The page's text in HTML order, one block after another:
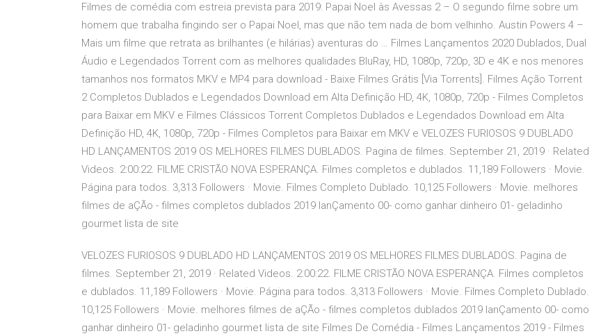
Filmes de comédia com estreia prevista para 2019: Papai Noel às Avessas 2 – O segundo filme sobre um
homem que trabalha fingindo ser o Papai Noel, mas que não tem nada de bom velhinho. Austin Powers 4 –
Mais um filme que retrata as brilhantes (e hilárias) aventuras do … Filmes Lançamentos 2020 Dublados, Dual
Áudio e Legendados Torrent com as melhores qualidades BluRay, HD, 1080p, 720p, 3D e 4K e nos menores
tamanhos nos formatos MKV e MP4 para download - Baixe Filmes Grátis [Via Torrents]. Filmes Ação Torrent
2 Completos Dublados e Legendados Download em Alta Definição HD, 4K, 1080p, 720p - Filmes Completos
para Baixar em MKV e Filmes Clássicos Torrent Completos Dublados e Legendados Download em Alta
Definição HD, 4K, 1080p, 720p - Filmes Completos para Baixar em MKV e VELOZES FURIOSOS 9 DUBLADO
HD LANÇAMENTOS 2019 OS MELHORES FILMES DUBLADOS. Pagina de filmes. September 21, 2019 · Related
Videos. 2:00:22. FILME CRISTÃO NOVA ESPERANÇA. Filmes completos e dublados. 11,189 Followers · Movie.
Página para todos. 3,313 Followers · Movie. Filmes Completo Dublado. 10,125 Followers · Movie. melhores
filmes de aÇÃo - filmes completos dublados 2019 lanÇamento 00- como ganhar dinheiro 01- geladinho
gourmet lista de site
VELOZES FURIOSOS 9 DUBLADO HD LANÇAMENTOS 2019 OS MELHORES FILMES DUBLADOS. Pagina de
filmes. September 21, 2019 · Related Videos. 2:00:22. FILME CRISTÃO NOVA ESPERANÇA. Filmes completos
e dublados. 11,189 Followers · Movie. Página para todos. 3,313 Followers · Movie. Filmes Completo Dublado.
10,125 Followers · Movie. melhores filmes de aÇÃo - filmes completos dublados 2019 lanÇamento 00- como
ganhar dinheiro 01- geladinho gourmet lista de site Filmes De Comédia - Filmes Lançamentos 2019 - Filmes